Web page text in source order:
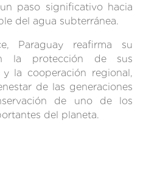
paso significativo hacia
del agua subterránea.
Paraguay reafirma su
la protección de sus
la cooperación regional,
de las generaciones
de uno de los
del planeta.